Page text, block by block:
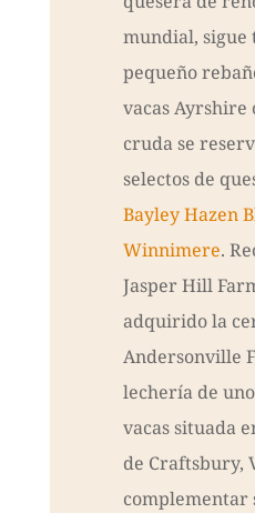
mundial, sigue
pequeño
vacas Ayrshire
cruda se
selectos de
Bayley Hazen
Winnimere.
Jasper Hill
adquirido la
Andersonville
lechería de
vacas situada
de Craftsbury,
complementar